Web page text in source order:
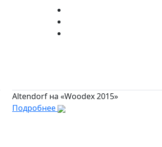
Altendorf на «Woodex 2015»
Подробнее